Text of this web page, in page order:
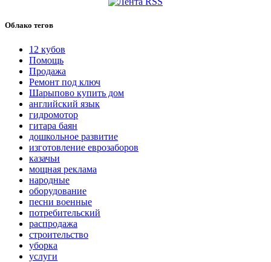
Облако тегов
12 кубов
Помощь
Продажа
Ремонт под ключ
Шарыпово купить дом
английский язык
гидромотор
гитара баян
дошкольное развитие
изготовление еврозаборов
казачьи
мощная реклама
народные
оборудование
песни военные
потребительский
распродажа
строительство
уборка
услуги